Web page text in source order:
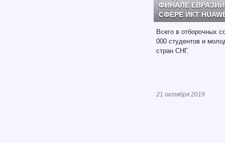
ФИНАЛЕ
СФЕРЕ ИКТ
Всего в отборочных
000 студентов и
стран СНГ.
21 октября 2019